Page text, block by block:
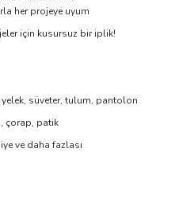
her projeye uyum
için kusursuz bir iplik!
yelek, süveter, tulum, pantolon
çorap, patik
ve daha fazlası